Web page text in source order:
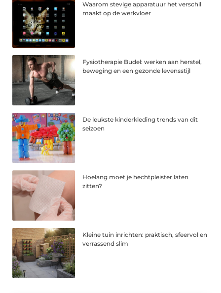
Waarom stevige apparatuur het verschil
maakt op de werkvloer
Fysiotherapie Budel: werken aan herstel,
beweging en een gezonde levensstijl
De leukste kinderkleding trends van dit
seizoen
Hoelang moet je hechtpleister laten
zitten?
Kleine tuin inrichten: praktisch, sfeervol en
verrassend slim